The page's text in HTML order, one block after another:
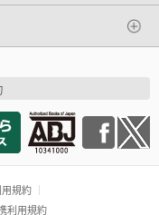
規約
利用規約